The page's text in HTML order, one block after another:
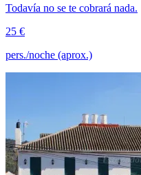
Todavía no se te cobrará nada.
25 €
pers./noche (aprox.)